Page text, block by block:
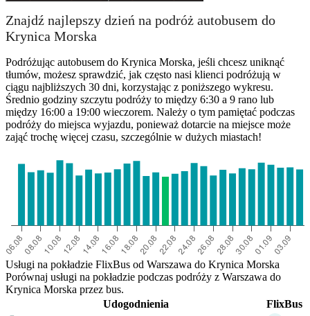
Znajdź najlepszy dzień na podróż autobusem do
Krynica Morska
Podróżując autobusem do Krynica Morska, jeśli chcesz uniknąć
tłumów, możesz sprawdzić, jak często nasi klienci podróżują w
ciągu najbliższych 30 dni, korzystając z poniższego wykresu.
Średnio godziny szczytu podróży to między 6:30 a 9 rano lub
między 16:00 a 19:00 wieczorem. Należy o tym pamiętać podczas
podróży do miejsca wyjazdu, ponieważ dotarcie na miejsce może
zająć trochę więcej czasu, szczególnie w dużych miastach!
Usługi na pokładzie FlixBus od Warszawa do Krynica Morska
Porównaj usługi na pokładzie podczas podróży z Warszawa do
Krynica Morska przez bus.
Udogodnienia
FlixBus